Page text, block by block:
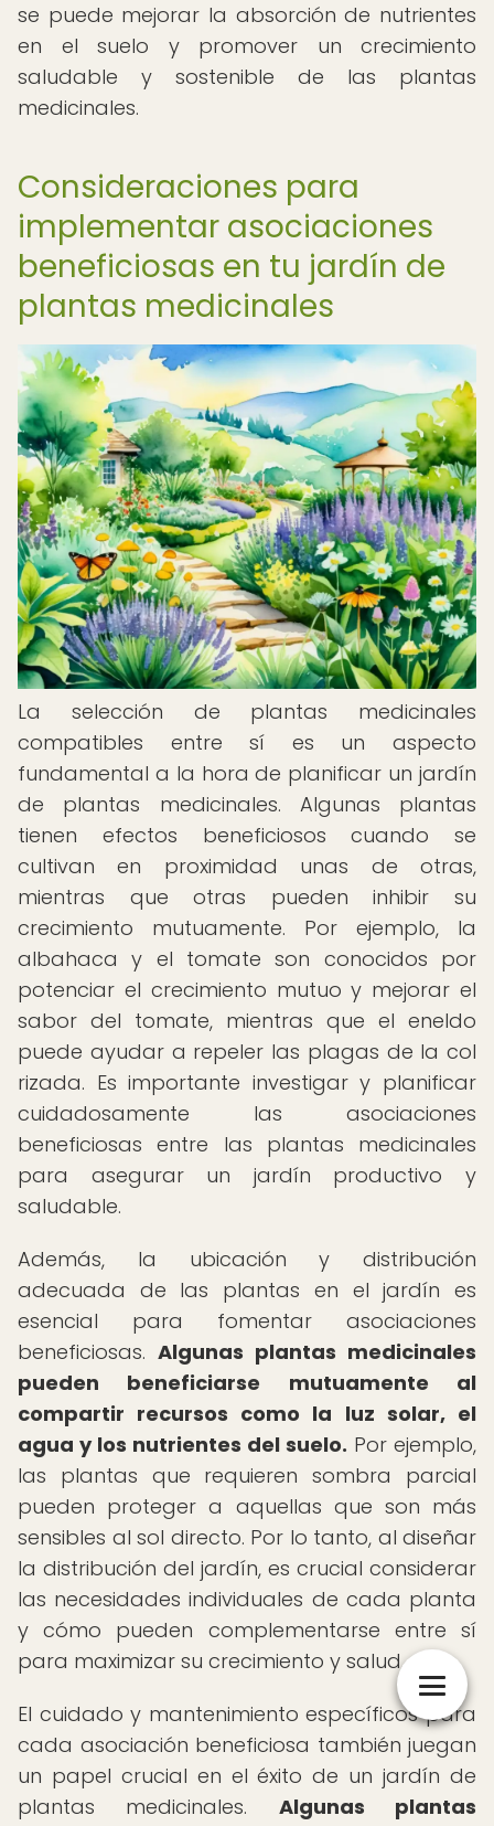
se puede mejorar la absorción de nutrientes
en el suelo y promover un crecimiento
saludable y sostenible de las plantas
medicinales.
Consideraciones para
implementar asociaciones
beneficiosas en tu jardín de
plantas medicinales
La selección de plantas medicinales
compatibles entre sí es un aspecto
fundamental a la hora de planificar un jardín
de plantas medicinales. Algunas plantas
tienen efectos beneficiosos cuando se
cultivan en proximidad unas de otras,
mientras que otras pueden inhibir su
crecimiento mutuamente. Por ejemplo, la
albahaca y el tomate son conocidos por
potenciar el crecimiento mutuo y mejorar el
sabor del tomate, mientras que el eneldo
puede ayudar a repeler las plagas de la col
rizada. Es importante investigar y planificar
cuidadosamente las asociaciones
beneficiosas entre las plantas medicinales
para asegurar un jardín productivo y
saludable.
Además, la ubicación y distribución
adecuada de las plantas en el jardín es
esencial para fomentar asociaciones
beneficiosas. Algunas plantas medicinales
pueden beneficiarse mutuamente al
compartir recursos como la luz solar, el
agua y los nutrientes del suelo. Por ejemplo,
las plantas que requieren sombra parcial
pueden proteger a aquellas que son más
sensibles al sol directo. Por lo tanto, al diseñar
la distribución del jardín, es crucial considerar
las necesidades individuales de cada planta
y cómo pueden complementarse entre sí
para maximizar su crecimiento y salud.
El cuidado y mantenimiento específicos para
cada asociación beneficiosa también juegan
un papel crucial en el éxito de un jardín de
plantas medicinales. Algunas plantas